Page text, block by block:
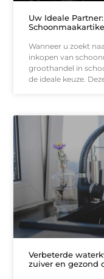
Uw Ideale
Wanneer u zoekt
inkopen van
groothandel in
de ideale keuze.
Verbeterde
zuiver en gezond